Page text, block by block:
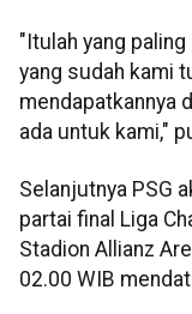
"Itulah yang
yang sudah kami
mendapatkannya
ada untuk kami,"
Selanjutnya PSG
partai final Liga
Stadion Allianz
02.00 WIB